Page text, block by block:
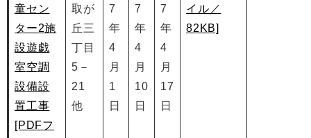
童セン
ター2施
設遊戯
室空調
設備設
置工事
[PDFフ
取が
丘三
丁目
5－
21
他
7
年
4
月
1
日
7
年
4
月
10
日
7
年
4
月
17
日
イル／
82KB]